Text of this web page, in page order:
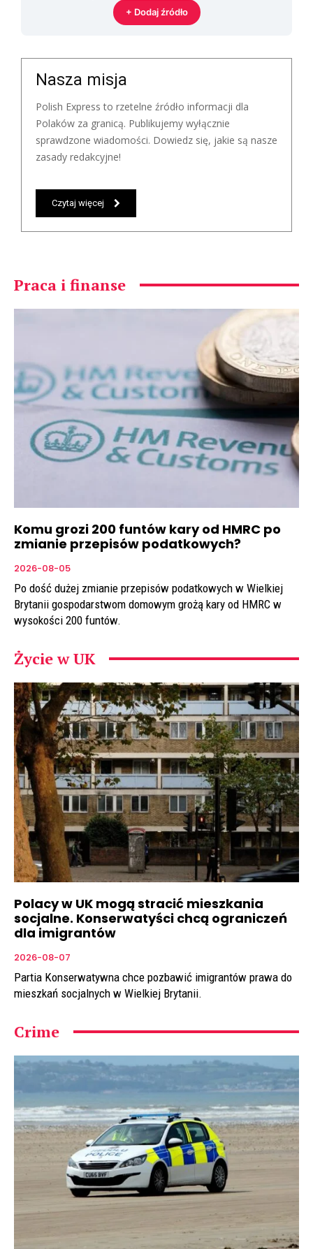
+ Dodaj źródło
Nasza misja
Polish Express to rzetelne źródło informacji dla
Polaków za granicą. Publikujemy wyłącznie
sprawdzone wiadomości. Dowiedz się, jakie są nasze
zasady redakcyjne!
Czytaj więcej
Praca i finanse
Komu grozi 200 funtów kary od HMRC po
zmianie przepisów podatkowych?
2026-08-05
Po dość dużej zmianie przepisów podatkowych w Wielkiej
Brytanii gospodarstwom domowym grożą kary od HMRC w
wysokości 200 funtów.
Życie w UK
Polacy w UK mogą stracić mieszkania
socjalne. Konserwatyści chcą ograniczeń
dla imigrantów
2026-08-07
Partia Konserwatywna chce pozbawić imigrantów prawa do
mieszkań socjalnych w Wielkiej Brytanii.
Crime